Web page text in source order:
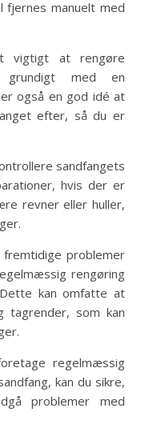
fjernes manuelt med
vigtigt at rengøre
grundigt med en
også en god idé at
efter, så du er
sandfangets
hvis der er
revner eller huller,
problemer
rengøring
kan omfatte at
tagrender, som kan
regelmæssig
kan du sikre,
problemer med